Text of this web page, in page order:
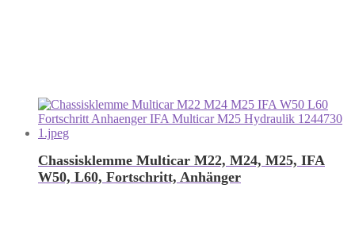
Chassisklemme Multicar M22, M24, M25, IFA
W50, L60, Fortschritt, Anhänger